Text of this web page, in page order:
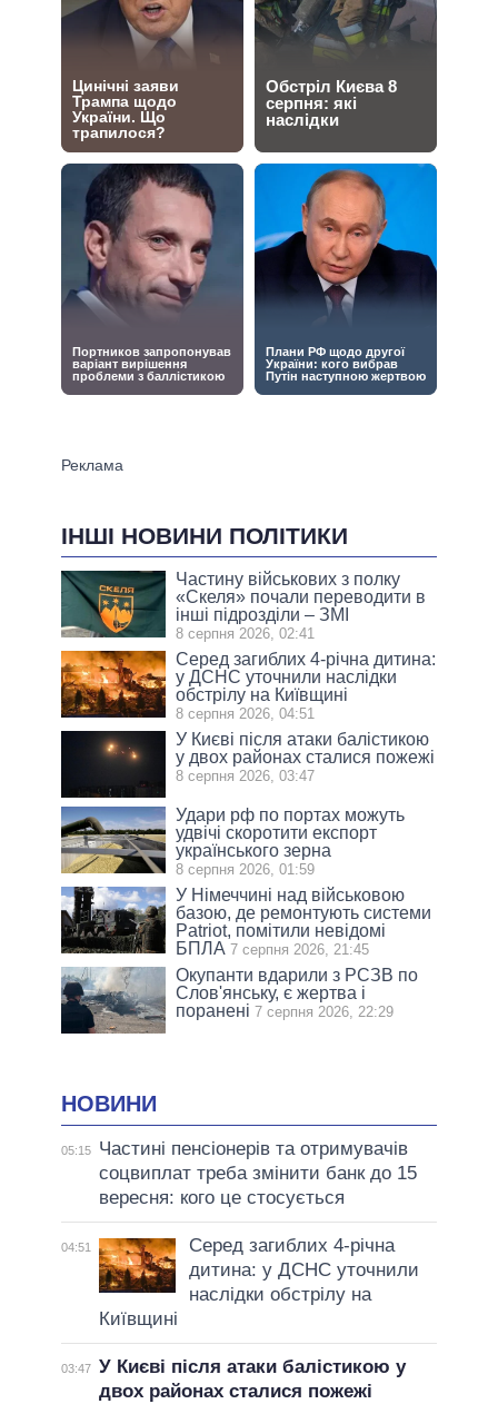
ІНШІ НОВИНИ ПОЛІТИКИ
Частину військових з полку
«Скеля» почали переводити в
інші підрозділи – ЗМІ
8 серпня 2026, 02:41
Серед загиблих 4-річна дитина:
у ДСНС уточнили наслідки
обстрілу на Київщині
8 серпня 2026, 04:51
У Києві після атаки балістикою
у двох районах сталися пожежі
8 серпня 2026, 03:47
Удари рф по портах можуть
удвічі скоротити експорт
українського зерна
8 серпня 2026, 01:59
У Німеччині над військовою
базою, де ремонтують системи
Patriot, помітили невідомі
БПЛА 7 серпня 2026, 21:45
Окупанти вдарили з РСЗВ по
Слов'янську, є жертва і
поранені 7 серпня 2026, 22:29
НОВИНИ
05:15
Частині пенсіонерів та отримувачів
соцвиплат треба змінити банк до 15
вересня: кого це стосується
04:51
Серед загиблих 4-річна
дитина: у ДСНС уточнили
наслідки обстрілу на
Київщині
03:47 У Києві після атаки балістикою у
двох районах сталися пожежі